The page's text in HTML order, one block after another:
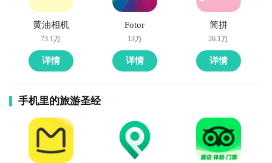
黄油相机
73.1万
详情
Fotor
13万
详情
简拼
26.1万
详情
手机里的旅游圣经